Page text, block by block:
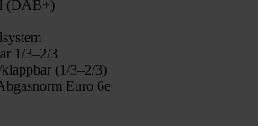
(DAB+)
1/3–2/3
(1/3–2/3)
Euro 6e